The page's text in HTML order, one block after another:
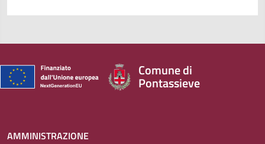
Comune di
Pontassieve
AMMINISTRAZIONE